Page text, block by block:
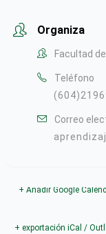
Organiza
Facultad
Teléfono
Correo
+ Añadir Google
+ exportación iCal /